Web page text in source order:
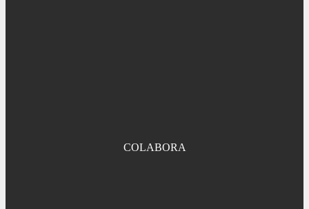
COLABORA